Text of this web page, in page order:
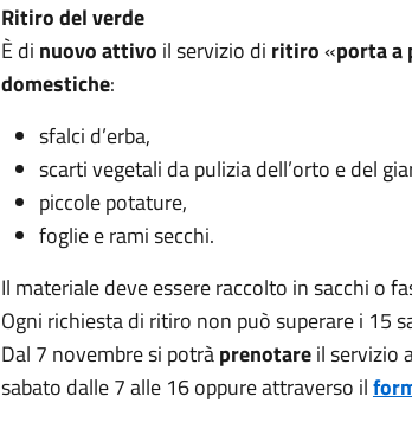
Ritiro del verde
È di nuovo attivo il servizio di ritiro«porta a
domestiche:
sfalci d’erba,
scarti vegetali da pulizia dell’orto e del
piccole potature,
foglie e rami secchi.
Il materiale deve essere raccolto in sacchi o
Ogni richiesta di ritiro non può superare i 15
Dal 7 novembre si potràprenotareil servizio
sabato dalle 7 alle 16 oppure attraverso il